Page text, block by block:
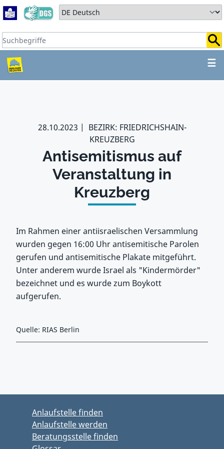
Zum Hauptbereich springen
Zum Hauptmenü springen
Sprache auswählen:
Suchbegriffe:
☰
ZUM HAUPTBEREICH
28.10.2023
BEZIRK: FRIEDRICHSHAIN-
KREUZBERG
Antisemitismus auf
Veranstaltung in
Kreuzberg
Im Rahmen einer antiisraelischen Versammlung
wurden gegen 16:00 Uhr antisemitische Parolen
gerufen und antisemitische Plakate mitgeführt.
Unter anderem wurde Israel als "Kindermörder"
bezeichnet und es wurde zum Boykott
aufgerufen.
Quelle: RIAS Berlin
Anlaufstelle finden
Anlaufstelle werden
Beratungsstelle finden